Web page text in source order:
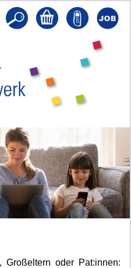
oder Pat:innen: